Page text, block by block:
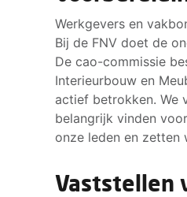
Werkgevers en
Bij de FNV doet de
De cao-commissie
Interieurbouw en
actief betrokken. We
belangrijk vinden
onze leden en zetten
Vaststellen